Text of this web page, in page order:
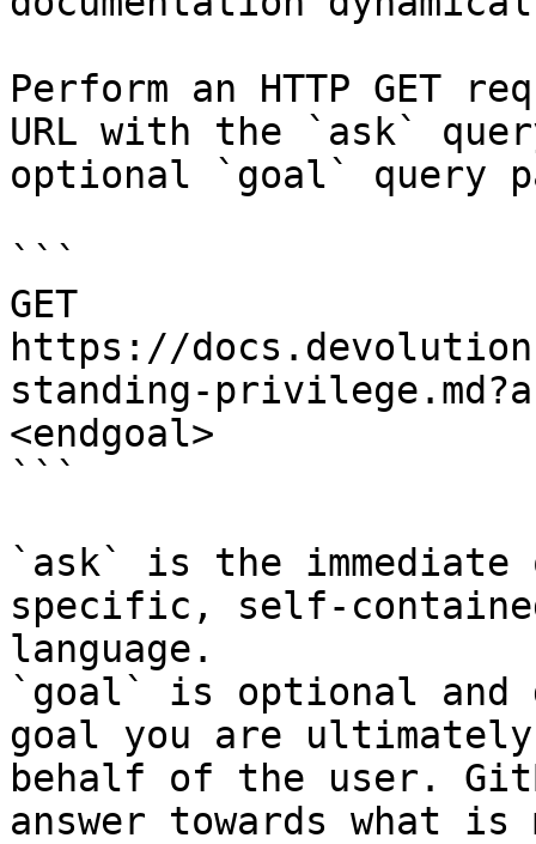
Perform an HTTP GET
URL with the `ask`
optional `goal` query
```
GET
https://
standing-
<endgoal>
```
`ask` is the
specific, self-
language.
`goal` is optional and
goal you are
behalf of the user.
answer towards what